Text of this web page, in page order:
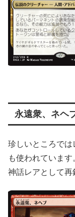
永遠衆、ネヘ
珍しいところで
も使われています
神話レアとして再